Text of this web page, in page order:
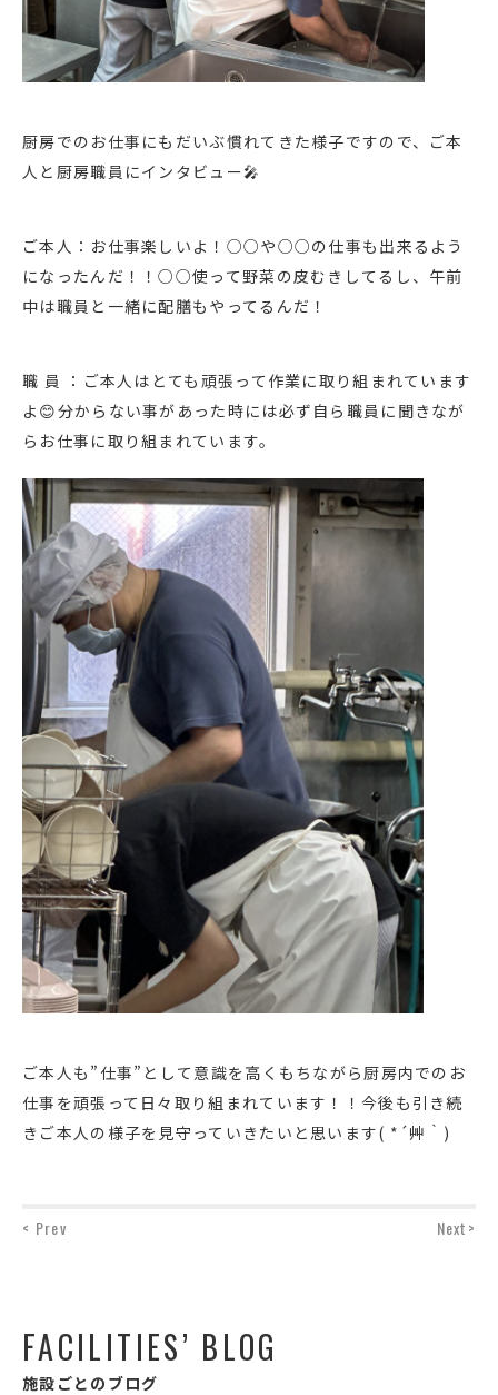
FACILITIES’ BLOG
施設ごとのブログ
厨房でのお仕事にもだいぶ慣れてきた様子ですので、ご本
人と厨房職員にインタビュー🎤
ご本人：お仕事楽しいよ！○○や○○の仕事も出来るよう
になったんだ！！○○使って野菜の皮むきしてるし、午前
中は職員と一緒に配膳もやってるんだ！
職 員 ：ご本人はとても頑張って作業に取り組まれています
よ😊分からない事があった時には必ず自ら職員に聞きなが
らお仕事に取り組まれています。
ご本人も”仕事”として意識を高くもちながら厨房内でのお
仕事を頑張って日々取り組まれています！！今後も引き続
きご本人の様子を見守っていきたいと思います( *´艸｀)
< Prev Next>